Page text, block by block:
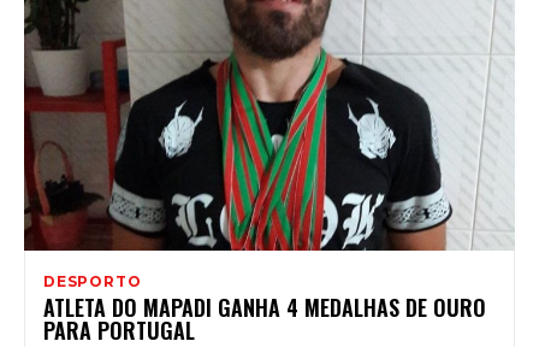
DESPORTO
ATLETA DO MAPADI GANHA 4 MEDALHAS DE OURO
PARA PORTUGAL